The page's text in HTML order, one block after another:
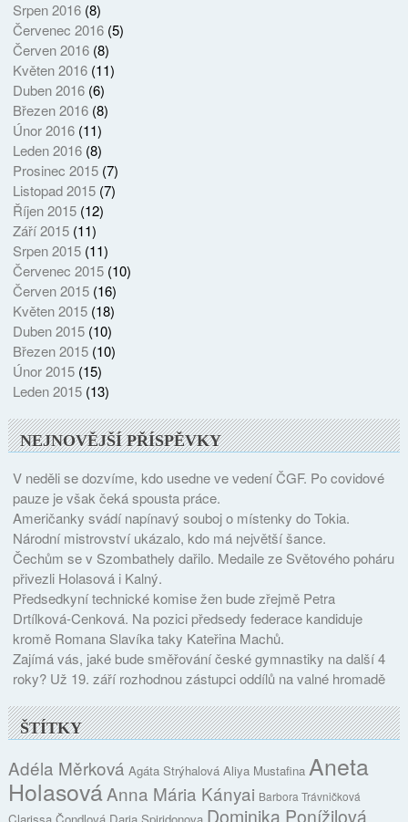
Srpen 2016(8)
Červenec 2016(5)
Červen 2016(8)
Květen 2016(11)
Duben 2016(6)
Březen 2016(8)
Únor 2016(11)
Leden 2016(8)
Prosinec 2015(7)
Listopad 2015(7)
Říjen 2015(12)
Září 2015(11)
Srpen 2015(11)
Červenec 2015(10)
Červen 2015(16)
Květen 2015(18)
Duben 2015(10)
Březen 2015(10)
Únor 2015(15)
Leden 2015(13)
NEJNOVĚJŠÍ PŘÍSPĚVKY
V neděli se dozvíme, kdo usedne ve vedení ČGF. Po covidové
pauze je však čeká spousta práce.
Američanky svádí napínavý souboj o místenky do Tokia.
Národní mistrovství ukázalo, kdo má největší šance.
Čechům se v Szombathely dařilo. Medaile ze Světového poháru
přivezli Holasová i Kalný.
Předsedkyní technické komise žen bude zřejmě Petra
Drtílková-Cenková. Na pozici předsedy federace kandiduje
kromě Romana Slavíka taky Kateřina Machů.
Zajímá vás, jaké bude směřování české gymnastiky na další 4
roky? Už 19. září rozhodnou zástupci oddílů na valné hromadě
ŠTÍTKY
Adéla Měrková Agáta Strýhalová Aliya Mustafina Aneta
HolasováAnna Mária Kányai Barbora Trávničková
Dominika Ponížilová